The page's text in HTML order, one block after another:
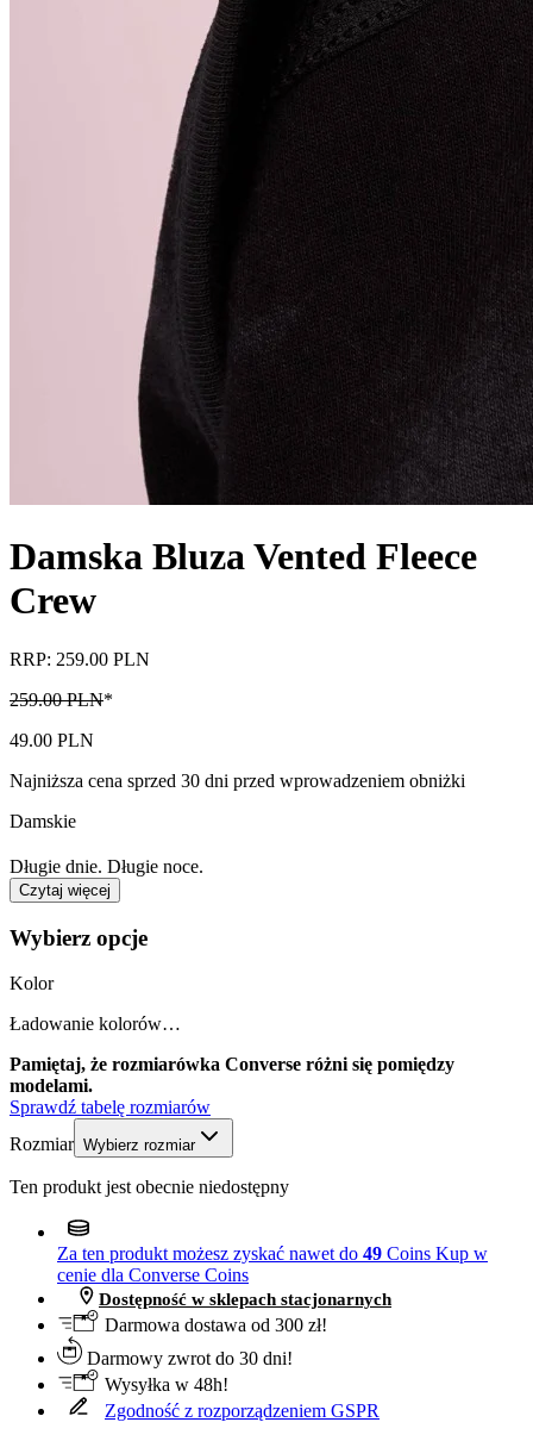
Damska Bluza Vented Fleece
Crew
RRP: 259.00 PLN
259.00 PLN*
49.00 PLN
Najniższa cena sprzed 30 dni przed wprowadzeniem obniżki
Damskie
Długie dnie. Długie noce.
Czytaj więcej
Wybierz opcje
Kolor
Ładowanie kolorów…
Pamiętaj, że rozmiarówka Converse różni się pomiędzy
modelami.
Sprawdź tabelę rozmiarów
Rozmiar Wybierz rozmiar
Ten produkt jest obecnie niedostępny
Za ten produkt możesz zyskać nawet do 49 Coins Kup w
cenie dla Converse Coins
Dostępność w sklepach stacjonarnych
Darmowa dostawa od 300 zł!
Darmowy zwrot do 30 dni!
Wysyłka w 48h!
Zgodność z rozporządzeniem GSPR